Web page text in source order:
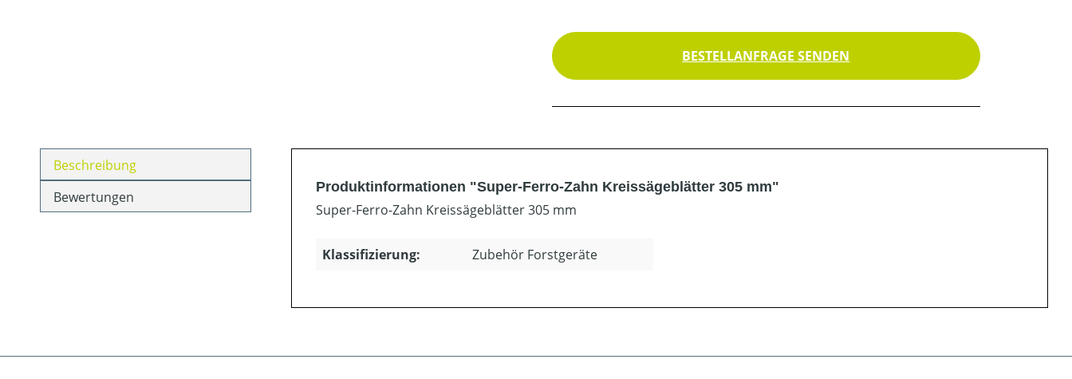
BESTELLANFRAGE SENDEN
Beschreibung
Bewertungen
Produktinformationen "Super-Ferro-Zahn Kreissägeblätter 305 mm"
Super-Ferro-Zahn Kreissägeblätter 305 mm
Klassifizierung: Zubehör Forstgeräte